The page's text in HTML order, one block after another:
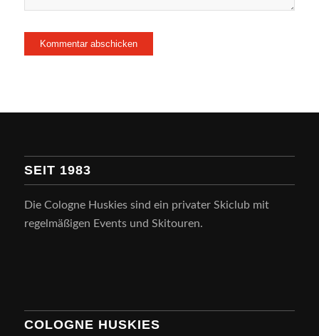
SEIT 1983
Die Cologne Huskies sind ein privater Skiclub mit
regelmäßigen Events und Skitouren.
COLOGNE HUSKIES